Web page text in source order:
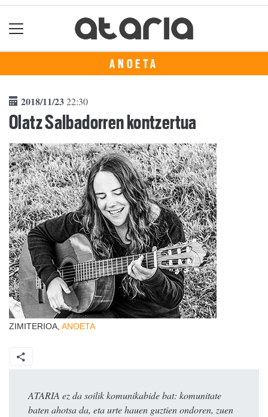
ANOETA
2018/11/2322:30
Olatz Salbadorren kontzertua
ZIMITERIOA, ANOETA
ATARIA ez da soilik komunikabide bat: komunitate
baten ahotsa da, eta urte hauen guztien ondoren, zuen